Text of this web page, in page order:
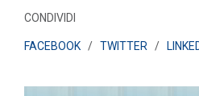
CONDIVIDI
FACEBOOK / TWITTER /